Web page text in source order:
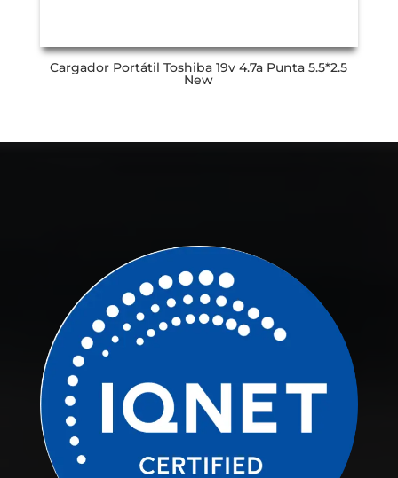
Cargador Portátil Toshiba 19v 4.7a Punta 5.5*2.5
New